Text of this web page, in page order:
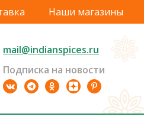
Наши магазины
mail@indianspices.ru
Подписка на новости